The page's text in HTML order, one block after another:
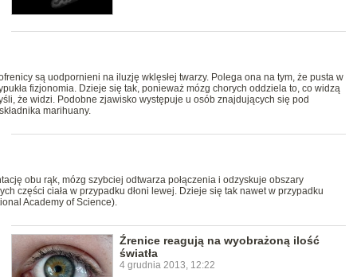
są uodpornieni na iluzję wklęsłej twarzy. Polega ona na tym, że pusta w
fizjonomia. Dzieje się tak, ponieważ mózg chorych oddziela to, co widzą
że widzi. Podobne zjawisko występuje u osób znajdujących się pod
marihuany.
obu rąk, mózg szybciej odtwarza połączenia i odzyskuje obszary
części ciała w przypadku dłoni lewej. Dzieje się tak nawet w przypadku
Academy of Science).
Źrenice reagują na wyobrażoną ilość
światła
4 grudnia 2013, 12:22